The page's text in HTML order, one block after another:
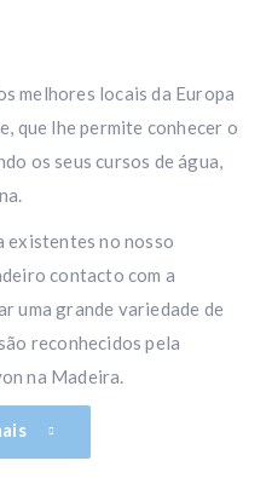
melhores locais da Europa
que lhe permite conhecer o
os seus cursos de água,
existentes no nosso
contacto com a
uma grande variedade de
reconhecidos pela
na Madeira.